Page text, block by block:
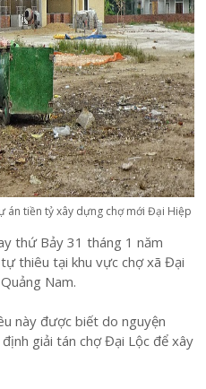
án tiền tỷ xây dựng chợ mới Đại Hiệp
thứ Bảy 31 tháng 1 năm
thiêu tại khu vực chợ xã Đại
Nam.
này được biết do nguyện
giải tán chợ Đại Lộc để xây